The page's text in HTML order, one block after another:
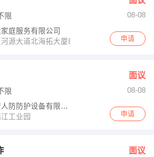
限
08-08
庭服务有限公司
源大道北海拓大厦8楼海关对面
申请
面议
限
08-08
河源市君安人防防护设备有限公司
工业园
申请
面议